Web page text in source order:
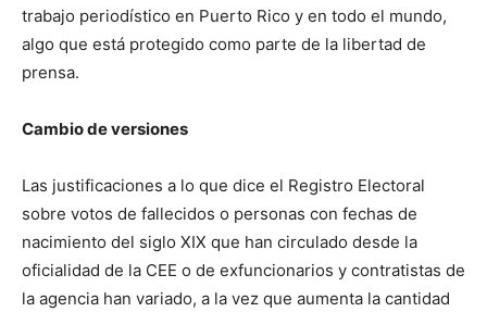
trabajo periodístico en Puerto Rico y en todo el mundo,
algo que está protegido como parte de la libertad de
prensa.
Cambio de versiones
Las justificaciones a lo que dice el Registro Electoral
sobre votos de fallecidos o personas con fechas de
nacimiento del siglo XIX que han circulado desde la
oficialidad de la CEE o de exfuncionarios y contratistas de
la agencia han variado, a la vez que aumenta la cantidad